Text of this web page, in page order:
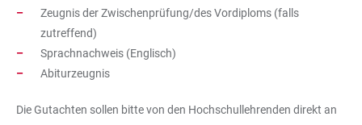
Zeugnis der Zwischenprüfung/des Vordiploms (falls
zutreffend)
Sprachnachweis (Englisch)
Abiturzeugnis
Die Gutachten sollen bitte von den Hochschullehrenden direkt an